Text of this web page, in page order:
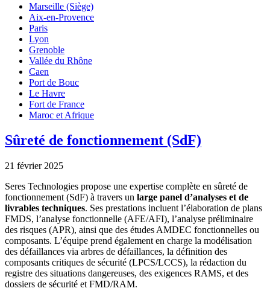
Marseille (Siège)
Aix-en-Provence
Paris
Lyon
Grenoble
Vallée du Rhône
Caen
Port de Bouc
Le Havre
Fort de France
Maroc et Afrique
Sûreté de fonctionnement (SdF)
21 février 2025
Seres Technologies propose une expertise complète en sûreté de
fonctionnement (SdF) à travers un large panel d’analyses et de
livrables techniques. Ses prestations incluent l’élaboration de plans
FMDS, l’analyse fonctionnelle (AFE/AFI), l’analyse préliminaire
des risques (APR), ainsi que des études AMDEC fonctionnelles ou
composants. L’équipe prend également en charge la modélisation
des défaillances via arbres de défaillances, la définition des
composants critiques de sécurité (LPCS/LCCS), la rédaction du
registre des situations dangereuses, des exigences RAMS, et des
dossiers de sécurité et FMD/RAM.